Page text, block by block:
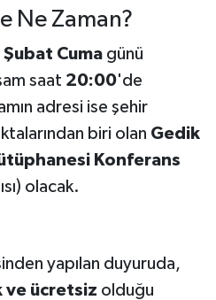
Ne Zaman?
Şubat Cumagünü
saat 20:00'de
adresi ise şehir
biri olan Gedik
Konferans
olacak.
yapılan duyuruda,
ve ücretsiz olduğu